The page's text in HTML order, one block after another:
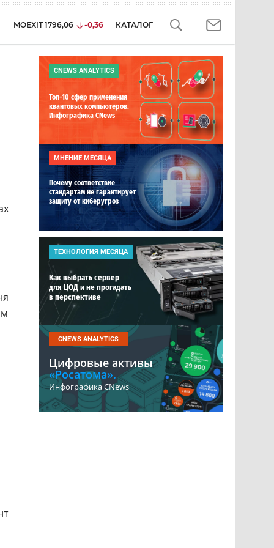
MOEXIT 1796,06 -0,36 КАТАЛОГ
CNEWS ANALYTICS
Топ-10 сфер применения
квантовых компьютеров.
Инфографика CNews
МНЕНИЕ МЕСЯЦА
Почему соответствие
стандартам не гарантирует
защиту от киберугроз
ТЕХНОЛОГИЯ МЕСЯЦА
Как выбрать сервер
для ЦОД и не прогадать
в перспективе
CNEWS ANALYTICS
Цифровые активы
«Росатома».
Инфографика CNews